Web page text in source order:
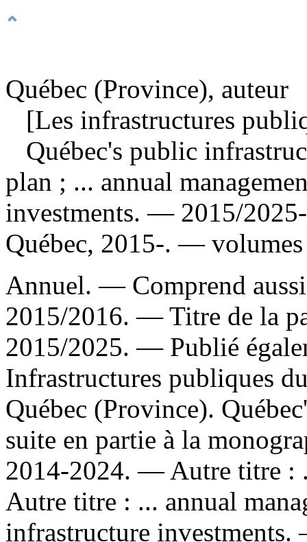
Québec (Province), auteur
[Les infrastructures
Québec's public
plan ; ... annual
investments. — 2015/
Québec, 2015-. —
Annuel. — Comprend
2015/2016. — Titre de la
2015/2025. — Publié
Infrastructures publiques
Québec (Province).
suite en partie à la
2014-2024. —Autre titre :
Autre titre : ... annual
infrastructure